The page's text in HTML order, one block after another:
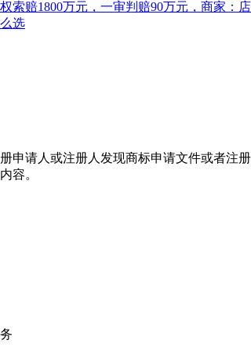
索赔1800万元，一审判赔90万元，商家：
选
请人或注册人发现商标申请文件或者注册
容。